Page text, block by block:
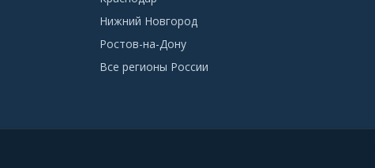
Нижний Новгород
Ростов-на-Дону
Все регионы России